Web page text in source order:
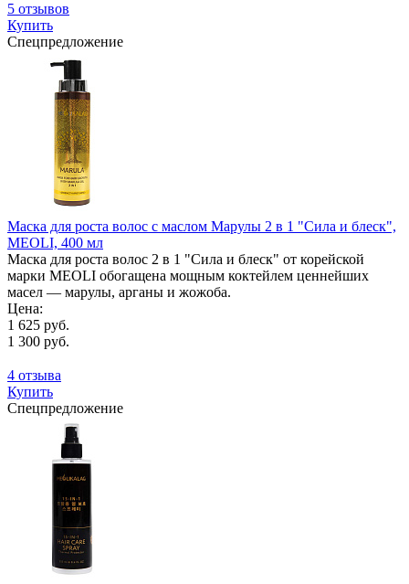
5 отзывов
Купить
Спецпредложение
Маска для роста волос с маслом Марулы 2 в 1 "Сила и блеск",
MEOLI, 400 мл
Маска для роста волос 2 в 1 "Сила и блеск" от корейской
марки MEOLI обогащена мощным коктейлем ценнейших
масел — марулы, арганы и жожоба.
Цена:
1 625 руб.
1 300 руб.
4 отзыва
Купить
Спецпредложение